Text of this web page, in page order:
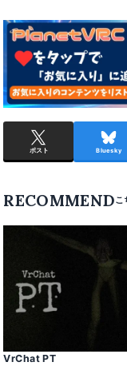
ポスト Bluesky
RECOMMEND
VrChat PT